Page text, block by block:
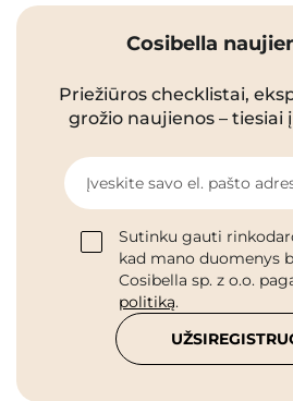
Cosibella
Priežiūros checklistai,
grožio naujienos – tiesiai
Įveskite savo el. pašto
Sutinku gauti
kad mano duomenys
Cosibella sp. z o.o.
politiką.